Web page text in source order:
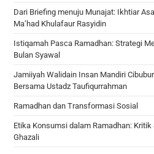
Dari Briefing menuju Munajat: Ikhtiar
Ma’had Khulafaur Rasyidin
Istiqamah Pasca Ramadhan: Strategi
Bulan Syawal
Jamiiyah Walidain Insan Mandiri
Bersama Ustadz Taufiqurrahman
Ramadhan dan Transformasi Sosial
Etika Konsumsi dalam Ramadhan:
Ghazali